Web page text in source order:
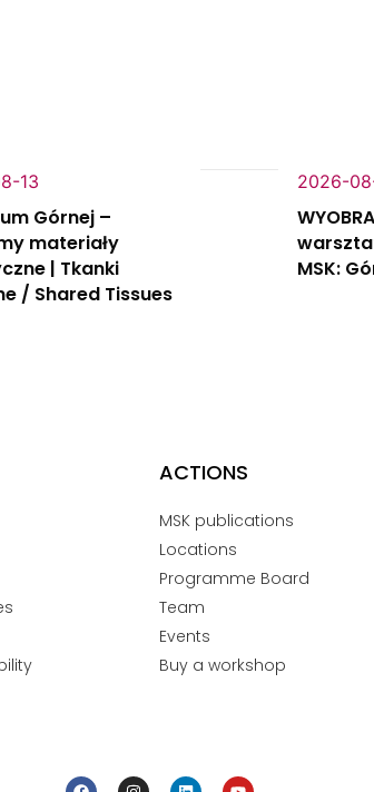
13
Górnej –
materiały
| Tkanki
/ Shared Tissues
2026-
MSK:
ACTIONS
MSK publications
Locations
Programme Board
Team
Events
Buy a workshop